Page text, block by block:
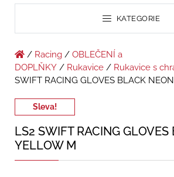
KATEGORIE
/ Racing / OBLEČENÍ a
DOPLŇKY / Rukavice / Rukavice s
SWIFT RACING GLOVES BLACK
Sleva!
LS2 SWIFT RACING GLOVES
YELLOW M